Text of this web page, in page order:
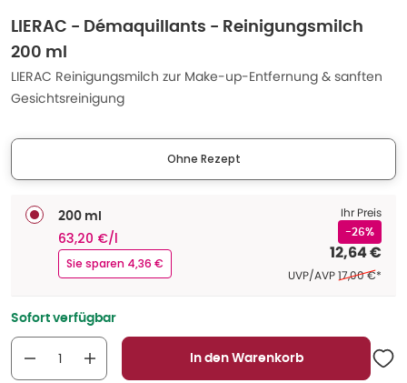
LIERAC - Démaquillants - Reinigungsmilch
200 ml
LIERAC Reinigungsmilch zur Make-up-Entfernung & sanften
Gesichtsreinigung
Ohne Rezept
200 ml
63,20 €/l
Sie sparen 4,36 €
Ihr Preis
-26%
12,64 €
UVP/AVPEhemaliger
17,00 €*
Sofort verfügbar
In den Warenkorb